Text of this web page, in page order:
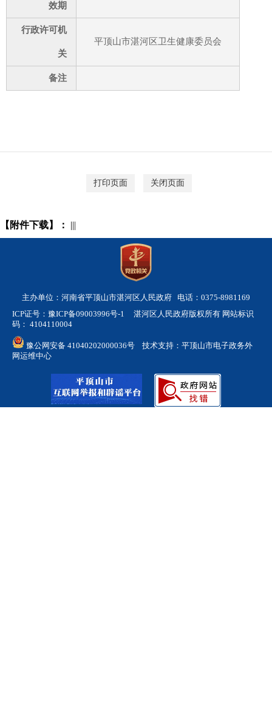
效期
行政许可机
关
平顶山市湛河区卫生健康委员会
备注
打印页面 关闭页面
【附件下载】： |||
主办单位：河南省平顶山市湛河区人民政府 电话：0375-8981169
ICP证号：豫ICP备09003996号-1 湛河区人民政府版权所有 网站标识
码： 4104110004
豫公网安备 41040202000036号
技术支持：平顶山市电子政务外
网运维中心